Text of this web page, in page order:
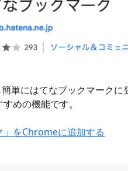
単にはてなブックマーク
めの機能です。
」をChromeに追加する